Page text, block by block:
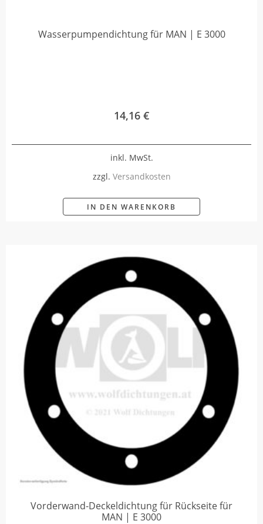
Wasserpumpendichtung für MAN | E 3000
14,16 €
inkl. MwSt.
zzgl. Versandkosten
IN DEN WARENKORB
Vorderwand-Deckeldichtung für Rückseite für
MAN | E 3000